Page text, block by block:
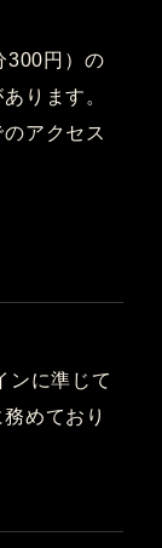
300円）の
ります。
アクセス
ンに準じて
めており